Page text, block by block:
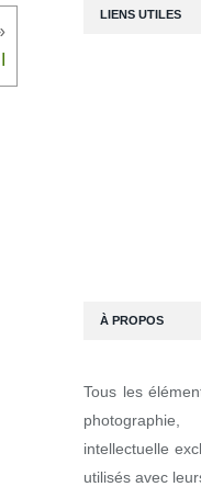
LIENS UTILES
À PROPOS
Tous les
intellectuelle
utilisés avec